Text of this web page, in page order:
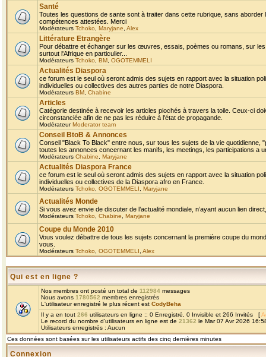
Santé
Toutes les questions de sante sont à traiter dans cette rubrique, sans
compétences attestées. Merci
Modérateurs Tchoko Maryjane Alex
Littérature Etrangère
Pour débattre et échanger sur les œuvres, essais, poèmes ou romans, sur
surtout l'Afrique en particulier...
Modérateurs Tchoko BM OGOTEMMELI
Actualités Diaspora
ce forum est le seul où seront admis des sujets en rapport avec la situation
individuelles ou collectives des autres parties de notre Diaspora.
Modérateurs BM Chabine
Articles
Catégorie destinée à recevoir les articles piochés à travers la toile. Ceux-ci
circonstanciée afin de ne pas les réduire à l'état de propagande.
ModérateurModerator team
Conseil BtoB & Annonces
Conseil "Black To Black" entre nous, sur tous les sujets de la vie
toutes les annonces concernant les manifs, les meetings, les participations a
Modérateurs Chabine Maryjane
Actualités Diaspora France
ce forum est le seul où seront admis des sujets en rapport avec la situation
individuelles ou collectives de la Diaspora afro en France.
Modérateurs Tchoko OGOTEMMELI Maryjane
Actualités Monde
Si vous avez envie de discuter de l’actualité mondiale, n’ayant aucun lien
Modérateurs Tchoko Chabine Maryjane
Coupe du Monde 2010
Vous voulez débattre de tous les sujets concernant la première coupe du
vous.
Modérateurs Tchoko OGOTEMMELI Alex
Qui est en ligne ?
Nos membres ont posté un total de 112984 messages
Nous avons 1780562 membres enregistrés
L'utilisateur enregistré le plus récent est CodyBeha
Il y a en tout 266 utilisateurs en ligne :: 0 Enregistré, 0 Invisible et 266 Invités [
Le record du nombre d'utilisateurs en ligne est de 21362 le Mar 07 Avr 2026
Utilisateurs enregistrés : Aucun
Ces données sont basées sur les utilisateurs actifs des cinq dernières minutes
Connexion